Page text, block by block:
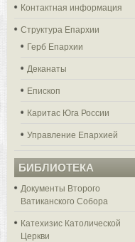
Контактная информация
Структура Епархии
Герб Епархии
Деканаты
Епископ
Каритас Юга России
Управление Епархией
БИБЛИОТЕКА
Документы Второго
Ватиканского Собора
Катехизис Католической
Церкви